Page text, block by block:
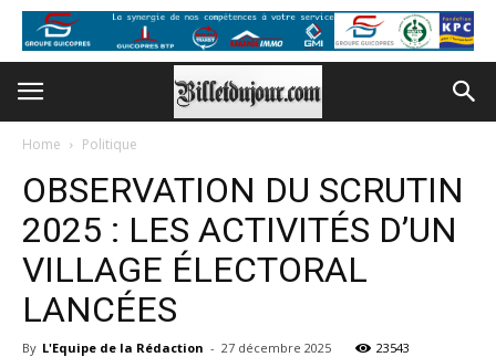
Home Politique
OBSERVATION DU SCRUTIN
2025 : LES ACTIVITÉS D’UN
VILLAGE ÉLECTORAL
LANCÉES
By L'Equipe de la Rédaction - 27 décembre 2025 23543